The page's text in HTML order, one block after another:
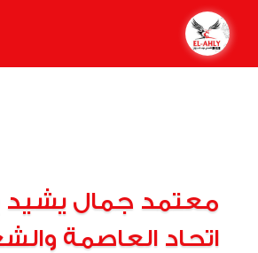
معتمد جمال يشيد
اتحاد العاصمة